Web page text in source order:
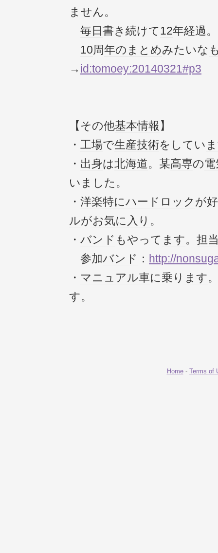
ません。
毎日書き続けて12年経過。
10周年のまとめみたいな
→id:tomoey:20140321#p3
【その他基本情報 】
・ 工場で生産技術をしてい
・ 出身は北海道。某高専の
いました。
・ 洋楽特にハードロック が
ルがお気に入り 。
・ バンド もやって ます。 担
参加バンド ： http://
・ マニュアル車に乗り ます
す。
Home- Terms of